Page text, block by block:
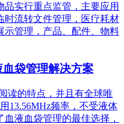
实行重点监管，主要应用
时流转文件管理，医疗耗材
示管理，产品、配件、物料
袋管理解决方案
读的特点，并且有全球唯
13.56MHz频率，不受液体
液血袋管理的最佳选择，